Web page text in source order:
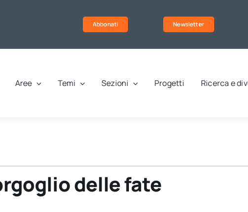
Abbonati Newsletter
Aree Temi Sezioni Progetti Ricerca e
delle fate